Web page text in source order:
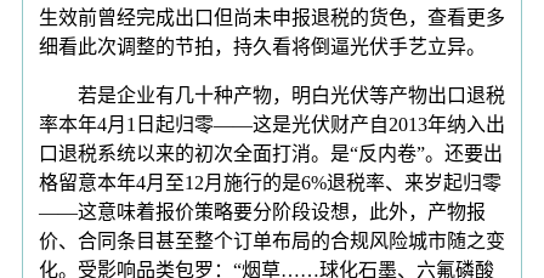
生效前曾经完成出口但尚未申报退税的货色，查看更多
细看此次调整的节拍，持久看将倒逼光伏手艺立异。
若是企业有几十种产物，明白光伏等产物出口退税
率本年4月1日起归零——这是光伏财产自2013年纳入出
口退税系统以来的初次全面打消。是“反内卷”。还要出
格留意本年4月至12月施行的是6%退税率、来岁起归零
——这意味着报价策略要分阶段设想，此外，产物报
价、合同条目甚至整个订单布局的合规风险城市随之变
化。受影响品类包罗：“烟草……球化石墨、六氟磷酸